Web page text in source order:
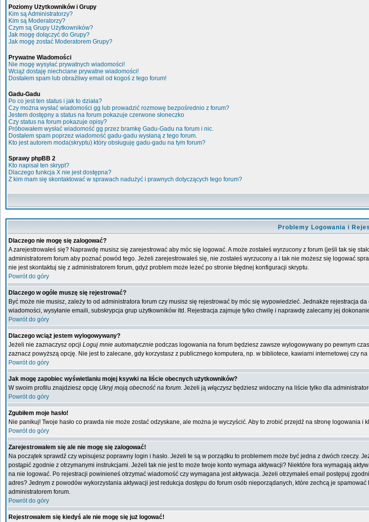
Poziomy Użytkowników i Grupy
Kim są Administratorzy?
Kim są Moderatorzy?
Czym są Grupy Użytkowników?
Jak mogę dołączyć do Grupy?
Jak mogę zostać Moderatorem Grupy?
Prywatne Wiadomości
Nie mogę wysyłać prywatnych wiadomości!
Wciąż dostaję niechciane prywatne wiadomości!
Dostałem spam lub obraźliwy email od kogoś z tego forum!
Gadu-Gadu
Po co jest ten status i jak to działa?
Czy można wysłać wiadomości gg lub prowadzić rozmowę bezpośrednio z forum?
Jestem dostępny a status na forum pokazuje czerwone słoneczko
Czy status na forum pokazuje opisy?
Próbowałem wysłać wiadomość gg przez bramkę Gadu-Gadu na forum i nic.
Dostałem spam poprzez wiadomość gadu-gadu wysłaną z tego forum.
Kto jest autorem moda(skryptu) który obsługuję gadu-gadu na tym forum?
Sprawy phpBB 2
Kto napisał ten skrypt?
Dlaczego funkcja X nie jest dostępna?
Z kim mam się skontaktować w sprawach nadużyć i prawnych dotyczących tego forum?
Problemy Logowania i
Dlaczego nie mogę się zalogować?
A zarejestrowałeś się? Naprawdę musisz się zarejestrować aby móc się logować. A może zostałeś wyrzucony z forum (jeśli tak się
administratorem forum aby poznać powód tego. Jeżeli zarejestrowałeś się, nie zostałeś wyrzucony a i tak nie możesz się logować
nie jest skontaktuj się z administratorem forum, gdyż problem może leżeć po stronie błędnej konfiguracji skryptu.
Powrót do góry
Dlaczego w ogóle muszę się rejestrować?
Być może nie musisz, zależy to od administratora forum czy musisz się rejestrować by móc się wypowiedzieć. Jednakże rejestracja
wiadomości, wysyłanie emaili, subskrypcja grup użytkowników itd. Rejestracja zajmuje tylko chwilę i naprawdę zalecamy jej
Powrót do góry
Dlaczego wciąż jestem wylogowywany?
Jeżeli nie zaznaczysz opcji Loguj mnie automatycznie podczas logowania na forum będziesz zawsze wylogowywany po pewnym
zaznacz powyższą opcję. Nie jest to zalecane, gdy korzystasz z publicznego komputera, np. w bibliotece, kawiarni internetowej czy
Powrót do góry
Jak mogę zapobiec wyświetlaniu mojej ksywki na liście obecnych użytkowników?
W swoim profilu znajdziesz opcję Ukryj moją obecność na forum. Jeżeli ją włączysz będziesz widoczny na liście tylko dla
Powrót do góry
Zgubiłem moje hasło!
Nie panikuj! Twoje hasło co prawda nie może zostać odzyskane, ale można je wyczyścić. Aby to zrobić przejdź na stronę logowania i
Powrót do góry
Zarejestrowałem się ale nie mogę się zalogować!
Na początek sprawdź czy wpisujesz poprawny login i hasło. Jeżeli te są w porządku to problemem może być jedna z dwóch rzeczy.
postąpić zgodnie z otrzymanymi instrukcjami. Jeżeli tak nie jest to może twoje konto wymaga aktywacji? Niektóre fora wymagają
na nie logować. Po rejestracji powinieneś otrzymać wiadomość czy wymagana jest aktywacja. Jeżeli otrzymałeś email postępuj
adres? Jednym z powodów wykorzystania aktywacji jest redukcja dostępu do forum osób nieporządanych, które zechcą je
administratorem forum.
Powrót do góry
Rejestrowałem się kiedyś ale nie mogę się już logować!